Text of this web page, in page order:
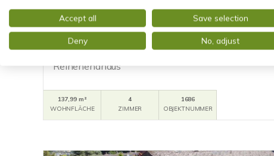
Heidenrod
FAMILIENIDYLL mit DOPPELGARAGE in
Reihenendhaus
137,99 m²
WOHNFLÄCHE
4
ZIMMER
1686
OBJEKTNUMMER
Accept all Save selection
Deny No, adjust